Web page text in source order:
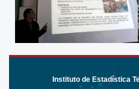
Instituto de Estadística